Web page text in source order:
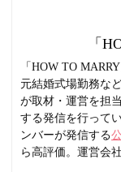
「
「HOW TO
元結婚式場勤務な
が取材・運営を担
する発信を行って
ンバーが発信する
ら高評価。運営会